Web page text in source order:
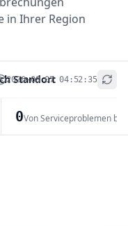
in Ihrer Region
Standort
2026-08-07 04:52:35
0Von Serviceproblemen
+